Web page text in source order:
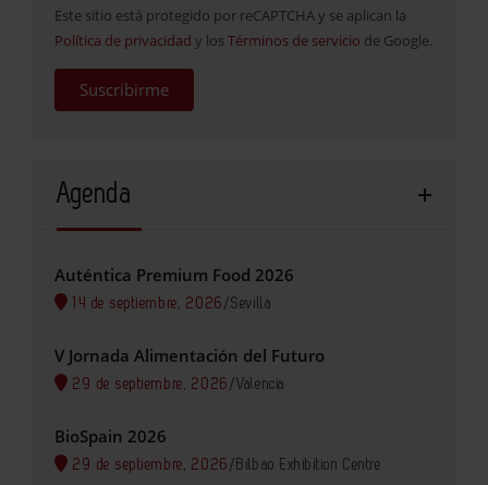
Este sitio está protegido por reCAPTCHA y se aplican la
Política de privacidad y los Términos de servicio de Google.
Suscribirme
Agenda
Auténtica Premium Food 2026
14 de septiembre, 2026 /Sevilla
V Jornada Alimentación del Futuro
29 de septiembre, 2026 /Valencia
BioSpain 2026
29 de septiembre, 2026 / Bilbao Exhibition Centre